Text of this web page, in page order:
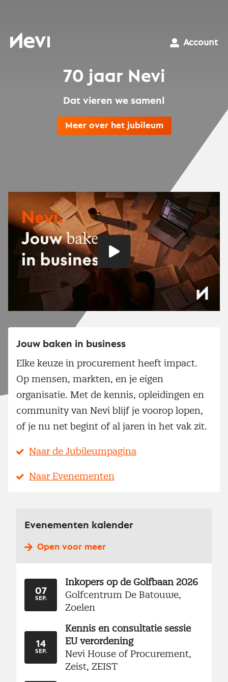
Nevi
Account
70 jaar Nevi
Dat vieren we samen!
Meer over het jubileum
Speel
video
Jouw baken in business
Elke keuze in procurement heeft impact.
Op mensen, markten, en je eigen
organisatie. Met de kennis, opleidingen en
community van Nevi blijf je voorop lopen,
of je nu net begint of al jaren in het vak zit.
Naar de Jubileumpagina
Naar Evenementen
Evenementen kalender
Open voor meer
07
SEP.
Inkopers op de Golfbaan 2026
Golfcentrum De Batouwe,
Zoelen
14
SEP.
Kennis en consultatie sessie
EU verordening
Nevi House of Procurement,
Zeist, ZEIST